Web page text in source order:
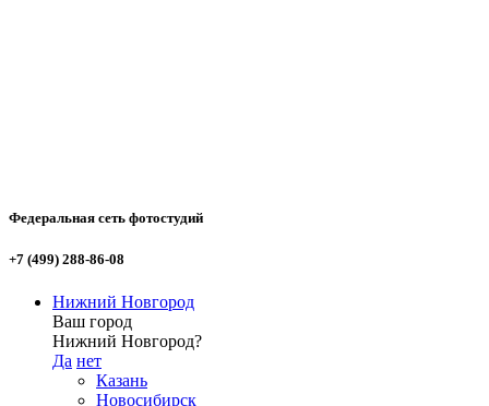
Федеральная сеть фотостудий
+7 (499) 288-86-08
Нижний Новгород
Ваш город
Нижний Новгород?
Да нет
Казань
Новосибирск